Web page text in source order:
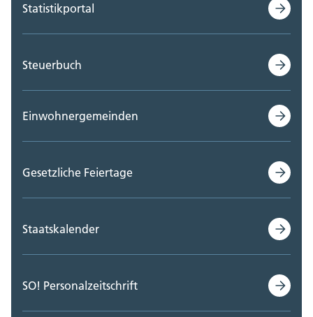
Statistikportal
Steuerbuch
Einwohnergemeinden
Gesetzliche Feiertage
Staatskalender
SO! Personalzeitschrift